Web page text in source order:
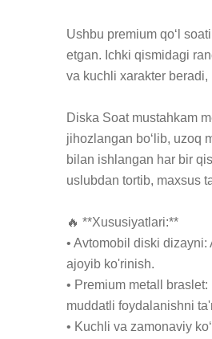
Ushbu premium qo‘l
etgan. Ichki qismidagi
va kuchli xarakter
Diska Soat mustahkam
jihozlangan bo‘lib, uzoq
bilan ishlangan har bir
uslubdan tortib, maxsus
🔥 **Xususiyatlari:**
• Avtomobil diski
ajoyib ko'rinish.
• Premium metall
muddatli foydalanishni
• Kuchli va zamonaviy